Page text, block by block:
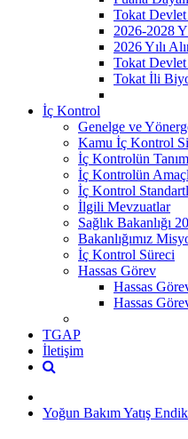
Tokat Devlet
2026-2028
2026 Yılı
Tokat Devlet
Tokat İli
İç Kontrol
Genelge ve
Kamu İç Kontrol
İç Kontrolün
İç Kontrolün
İç Kontrol
İlgili Mevzuatlar
Sağlık Bakanlığı
Bakanlığımız
İç Kontrol Süreci
Hassas Görev
Hassas
Hassas
TGAP
İletişim
Yoğun Bakım Yatış